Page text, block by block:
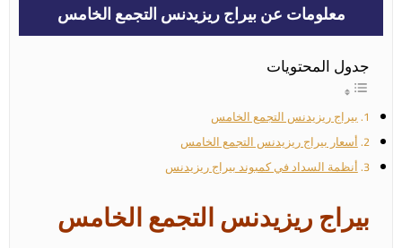
معلومات عن بيراج ريزيدنس التجمع الخامس
جدول المحتويات
بيراج ريزيدنس التجمع الخامس
أسعار بيراج ريزيدنس التجمع الخامس
أنظمة السداد في كمبوند بيراج ريزيدنس
بيراج ريزيدنس التجمع الخامس